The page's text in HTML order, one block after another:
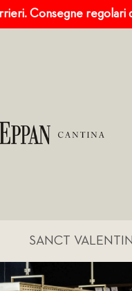
Consegne regolari
SANCT VALENTIN